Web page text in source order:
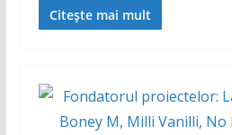
Citește mai mult